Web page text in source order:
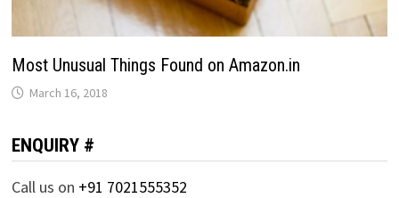
Most Unusual Things Found on Amazon.in
March 16, 2018
ENQUIRY #
Call us on +91 7021555352